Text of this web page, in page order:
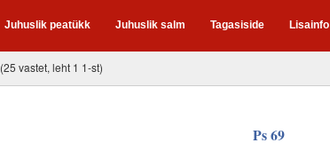
Juhuslik peatükk Juhuslik salm Tagasiside Lisainfo
(25 vastet, leht 1 1-st)
Ps 69